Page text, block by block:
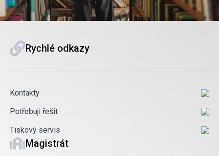
Rychlé odkazy
Kontakty
Potřebuji řešit
Tiskový servis
Magistrát